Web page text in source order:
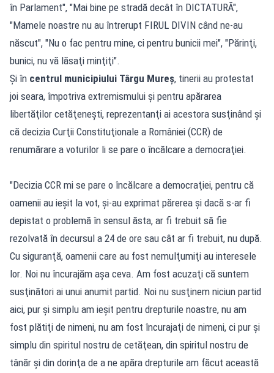
în Parlament", "Mai bine pe stradă decât în DICTATURĂ",
"Mamele noastre nu au întrerupt FIRUL DIVIN când ne-au
născut", "Nu o fac pentru mine, ci pentru bunicii mei", "Părinţi,
bunici, nu vă lăsaţi minţiţi".
Și în centrul municipiului Târgu Mureş, tinerii au protestat
joi seara, împotriva extremismului şi pentru apărarea
libertăţilor cetăţeneşti, reprezentanţi ai acestora susţinând şi
că decizia Curţii Constituţionale a României (CCR) de
renumărare a voturilor li se pare o încălcare a democraţiei.
"Decizia CCR mi se pare o încălcare a democraţiei, pentru că
oamenii au ieşit la vot, şi-au exprimat părerea şi dacă s-ar fi
depistat o problemă în sensul ăsta, ar fi trebuit să fie
rezolvată în decursul a 24 de ore sau cât ar fi trebuit, nu după.
Cu siguranţă, oamenii care au fost nemulţumiţi au interesele
lor. Noi nu încurajăm aşa ceva. Am fost acuzaţi că suntem
susţinători ai unui anumit partid. Noi nu susţinem niciun partid
aici, pur şi simplu am ieşit pentru drepturile noastre, nu am
fost plătiţi de nimeni, nu am fost încurajaţi de nimeni, ci pur şi
simplu din spiritul nostru de cetăţean, din spiritul nostru de
tânăr şi din dorinţa de a ne apăra drepturile am făcut această